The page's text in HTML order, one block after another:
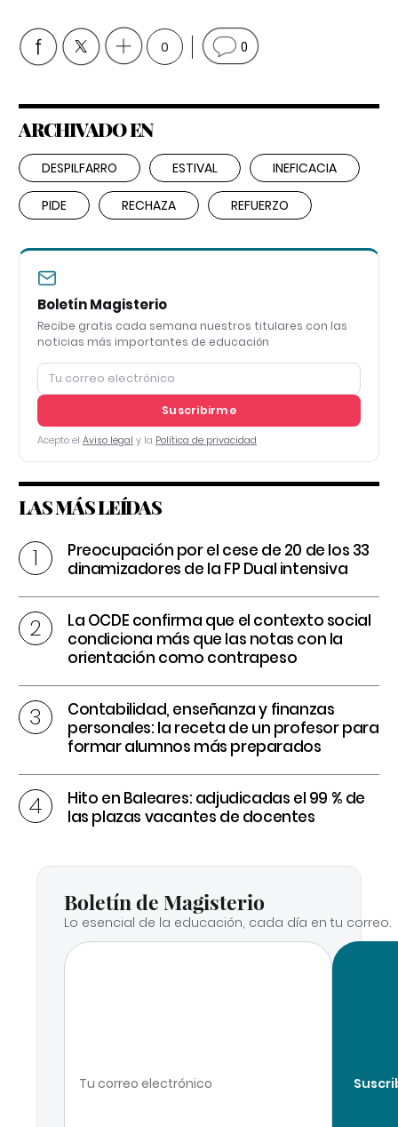
0 0
ARCHIVADO EN
DESPILFARRO ESTIVAL INEFICACIA
PIDE RECHAZA REFUERZO
Boletín Magisterio
Recibe gratis cada semana nuestros titulares con las
noticias más importantes de educación
Suscribirme
Acepto el Aviso legal y la Política de privacidad
LAS MÁS LEÍDAS
Preocupación por el cese de 20 de los 33
dinamizadores de la FP Dual intensiva
La OCDE confirma que el contexto social
condiciona más que las notas con la
orientación como contrapeso
Contabilidad, enseñanza y finanzas
personales: la receta de un profesor para
formar alumnos más preparados
Hito en Baleares: adjudicadas el 99 % de
las plazas vacantes de docentes
Boletín de Magisterio
Lo esencial de la educación, cada día en tu correo.